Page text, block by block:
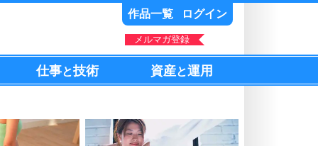
作品一覧 ログイン
メルマガ登録
仕事と技術 資産と運用